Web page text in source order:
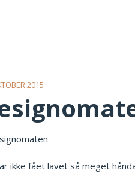
2015
ikke fået lavet så meget